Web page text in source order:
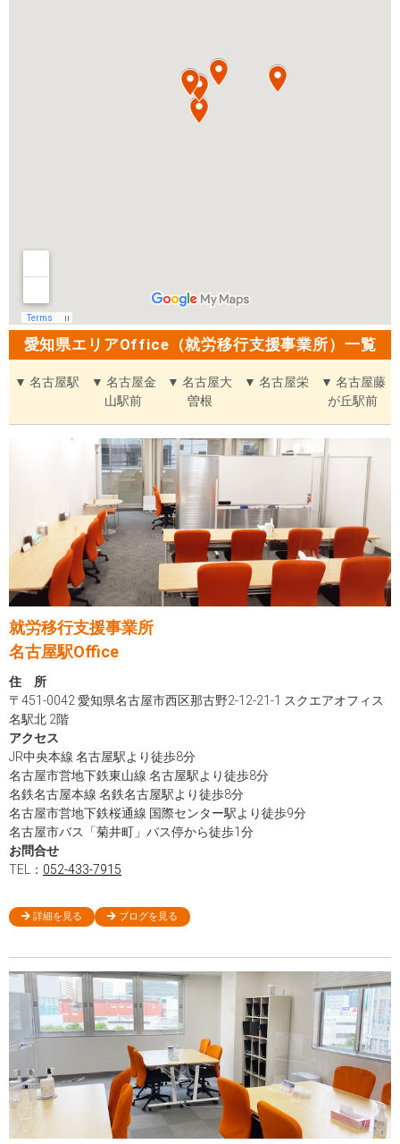
愛知県エリアOffice（就労移行支援事業所）一覧
▼ 名古屋駅
▼ 名古屋金
山駅前
▼ 名古屋大
曽根
▼ 名古屋栄
▼ 名古屋藤
が丘駅前
就労移行支援事業所
名古屋駅Office
住 所
〒451-0042 愛知県名古屋市西区那古野2-12-21-1 スクエアオフィス
名駅北 2階
アクセス
JR中央本線 名古屋駅より徒歩8分
名古屋市営地下鉄東山線 名古屋駅より徒歩8分
名鉄名古屋本線 名鉄名古屋駅より徒歩8分
名古屋市営地下鉄桜通線 国際センター駅より徒歩9分
名古屋市バス「菊井町」バス停から徒歩1分
お問合せ
TEL： 052-433-7915
詳細を見る ブログを見る